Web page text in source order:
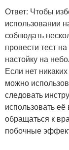
Ответ: Чтобы
использовании
соблюдать
провести тест
настойку на
Если нет
можно
следовать
использовать
обращаться к
побочные